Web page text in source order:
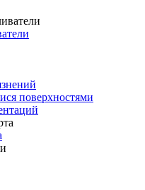
поверхностями